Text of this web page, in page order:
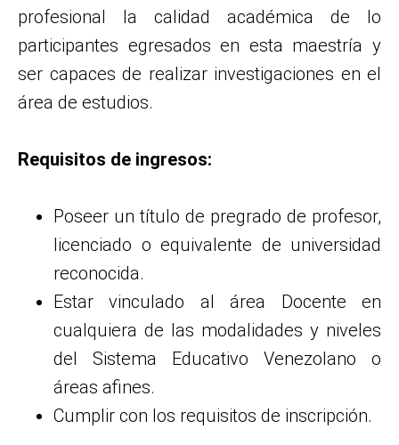
profesional la calidad académica de lo
participantes egresados en esta maestría y
ser capaces de realizar investigaciones en el
área de estudios.
Requisitos de ingresos:
Poseer un título de pregrado de profesor,
licenciado o equivalente de universidad
reconocida.
Estar vinculado al área Docente en
cualquiera de las modalidades y niveles
del Sistema Educativo Venezolano o
áreas afines.
Cumplir con los requisitos de inscripción.